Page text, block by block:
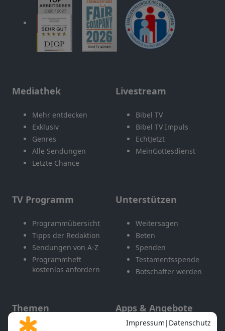
Mediathek
Mehr entdecken
Exklusiv
Genres
Alle Sendungen
Letzte Chance
Livestream
Bibel TV
Bibel TV Impuls
EchtJetzt
MeinGottesdienst
TV Programm
Programmübersicht
Tipps der Redaktion
Sendungen von A-Z
Programmheft
kostenlos anfordern
Unterstützen
Weitersagen
Beten
Spenden
Testamentsspende
Botschafter werden
Themen Apps & Angebote